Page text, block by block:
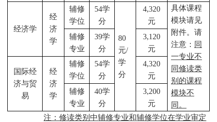
经济学
经
济
学
辅修
学位
54学
分
80
元/
学
分
4,320
元
具体课程
模块请见
附件。请
注意： 同
一专业不
同修读类
别的课程
模块不
同。
辅修
专业
39学
分
3,120
元
国际经
济与贸
易
经
济
学
辅修
学位
54学
分
4,320
元
辅修
专业
40学
分
3,200
元
注：修读类别中辅修专业和辅修学位在学业审定